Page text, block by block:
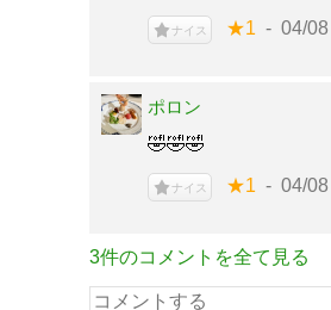
ナイス ★1 04/
ポロン
🤣🤣🤣
ナイス ★1 04/
3件のコメントを全て見る